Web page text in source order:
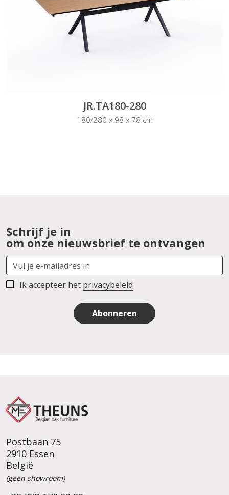
JR.TA180-280
180/280 x 98 x 78 cm
Schrijf je in
om onze nieuwsbrief te ontvangen
Ik accepteer het privacybeleid
Abonneren
Postbaan 75
2910 Essen
België
(geen showroom)